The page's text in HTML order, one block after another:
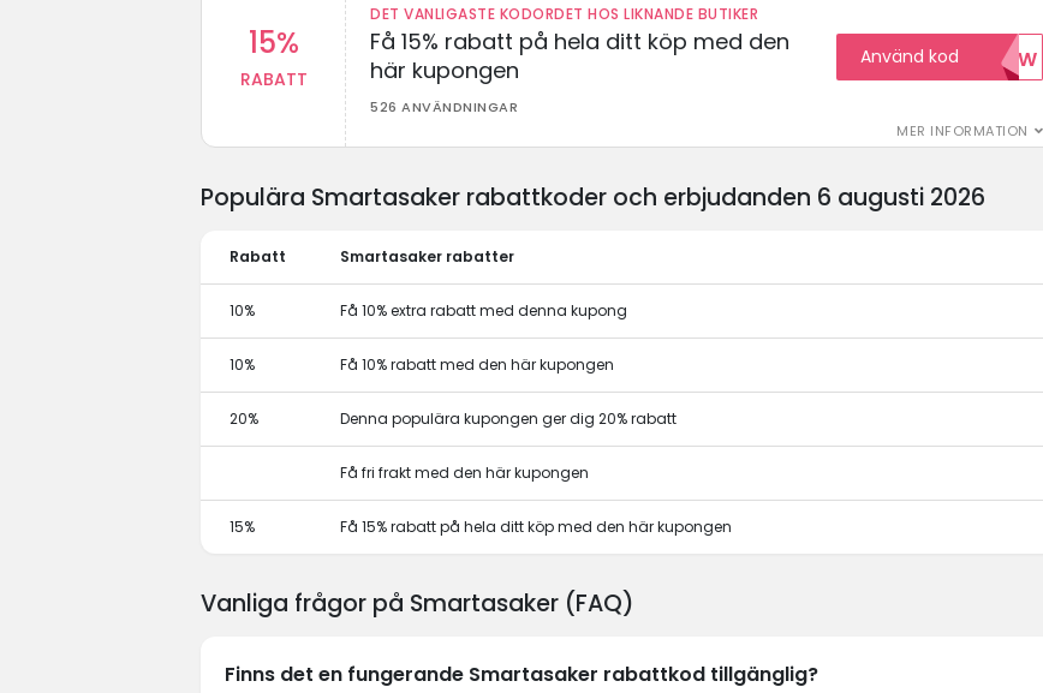
15%
RABATT
DET VANLIGASTE KODORDET HOS LIKNANDE BUTIKER
Få 15% rabatt på hela ditt köp med den
här kupongen
526 ANVÄNDNINGAR
MER INFORMATION
Använd kod 15NOW
Populära Smartasaker rabattkoder och erbjudanden 6 augusti 2026
Rabatt Smartasaker rabatter
10% Få 10% extra rabatt med denna kupong
10% Få 10% rabatt med den här kupongen
20% Denna populära kupongen ger dig 20% rabatt
Få fri frakt med den här kupongen
15% Få 15% rabatt på hela ditt köp med den här kupongen
Vanliga frågor på Smartasaker (FAQ)
Finns det en fungerande Smartasaker rabattkod tillgänglig?